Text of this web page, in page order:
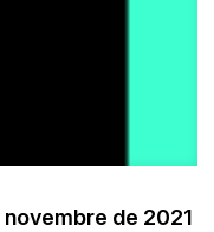
novembre de 2021